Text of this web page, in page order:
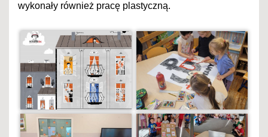
wykonały również pracę plastyczną.